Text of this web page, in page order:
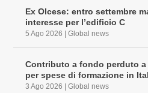
Ex Olcese: entro settembre
interesse per l’edificio C
5 Ago 2026 |Global news
Contributo a fondo perduto
per spese di formazione in
3 Ago 2026 |Global news